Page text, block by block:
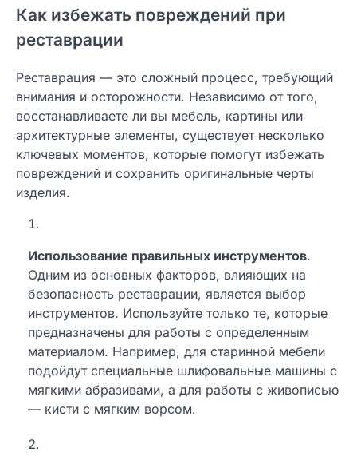
Как избежать повреждений при
реставрации
Реставрация — это сложный процесс, требующий
внимания и осторожности. Независимо от того,
восстанавливаете ли вы мебель, картины или
архитектурные элементы, существует несколько
ключевых моментов, которые помогут избежать
повреждений и сохранить оригинальные черты
изделия.
Использование правильных инструментов.
Одним из основных факторов, влияющих на
безопасность реставрации, является выбор
инструментов. Используйте только те, которые
предназначены для работы с определенным
материалом. Например, для старинной мебели
подойдут специальные шлифовальные машины с
мягкими абразивами, а для работы с живописью
— кисти с мягким ворсом.